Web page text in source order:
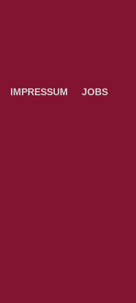
IMPRESSUM JOBS